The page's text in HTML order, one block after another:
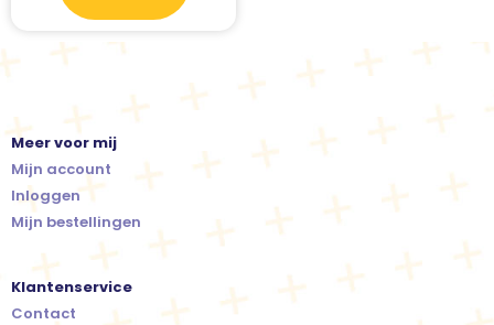
Meer voor mij
Mijn account
Inloggen
Mijn bestellingen
Klantenservice
Contact